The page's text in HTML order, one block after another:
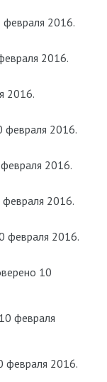
2016.
2016.
2016.
февраля 2016.
2016.
2016.
февраля 2016.
10
февраля
февраля 2016.